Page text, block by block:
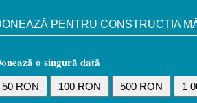
PENTRU CONSTRUCȚIA
o singură dată
50 RON 100 RON 500 RON 1